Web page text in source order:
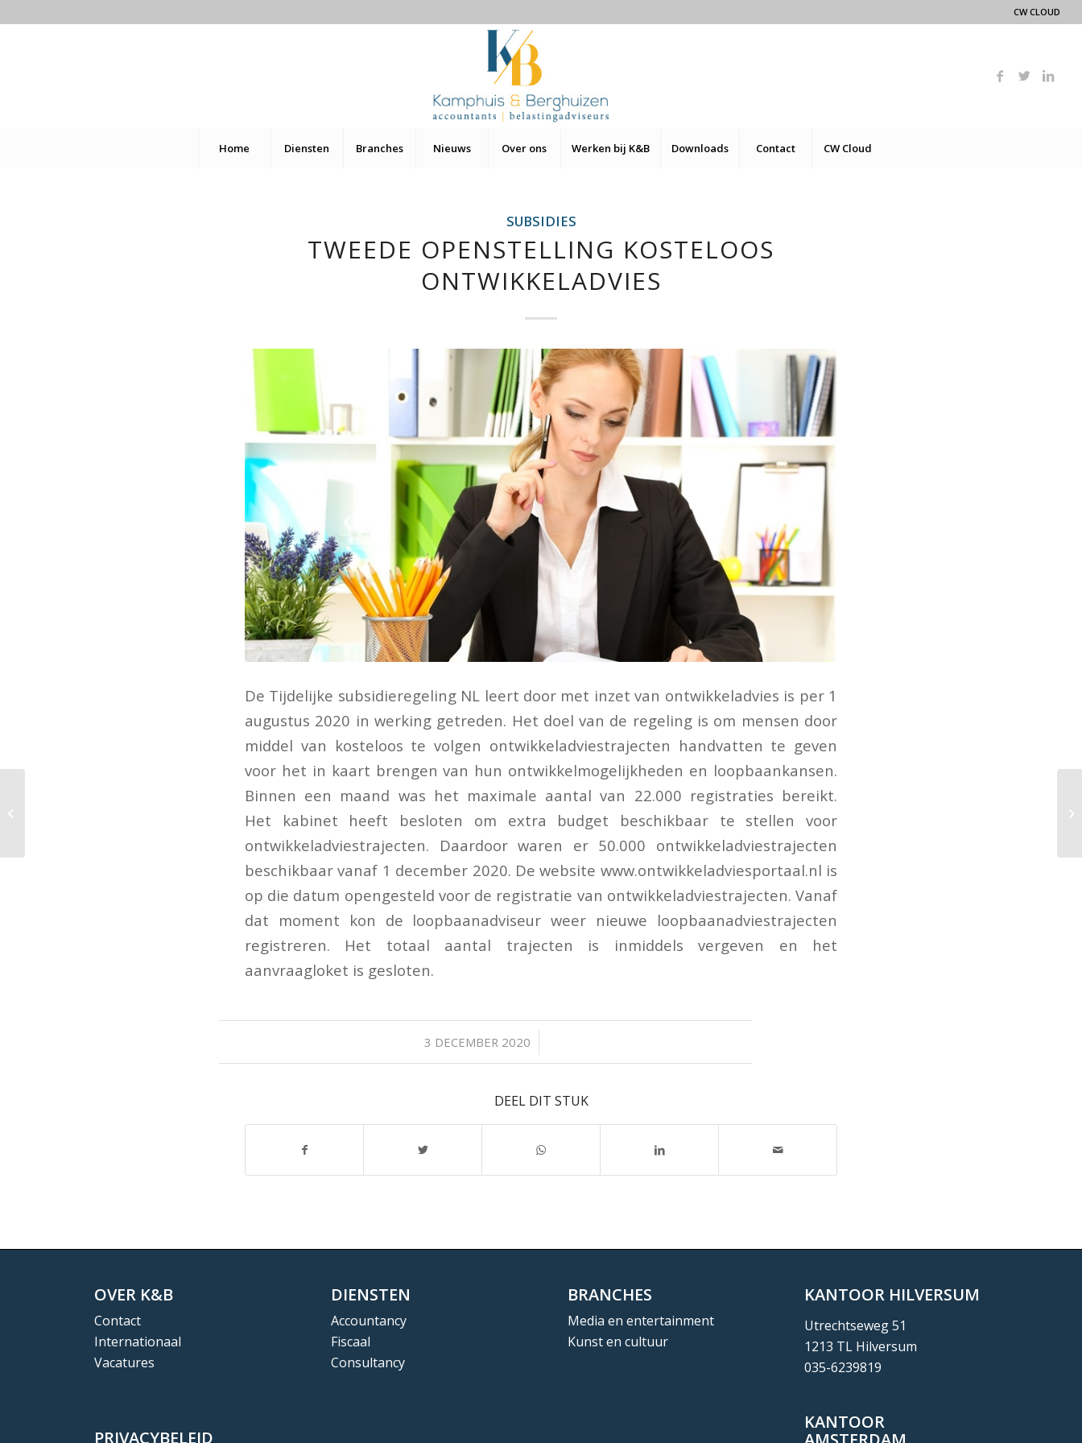
CW CLOUD
Home Diensten Branches Nieuws Over ons Werken bij K&B Downloads Contact CW Cloud
SUBSIDIES
TWEEDE OPENSTELLING KOSTELOOS
ONTWIKKELADVIES
De Tijdelijke subsidieregeling NL leert door met inzet van ontwikkeladvies is per 1
augustus 2020 in werking getreden. Het doel van de regeling is om mensen door
middel van kosteloos te volgen ontwikkeladviestrajecten handvatten te geven
voor het in kaart brengen van hun ontwikkelmogelijkheden en loopbaankansen.
Binnen een maand was het maximale aantal van 22.000 registraties bereikt.
Het kabinet heeft besloten om extra budget beschikbaar te stellen voor
ontwikkeladviestrajecten. Daardoor waren er 50.000 ontwikkeladviestrajecten
beschikbaar vanaf 1 december 2020. De website www.ontwikkeladviesportaal.nl is
op die datum opengesteld voor de registratie van ontwikkeladviestrajecten. Vanaf
dat moment kon de loopbaanadviseur weer nieuwe loopbaanadviestrajecten
registreren. Het totaal aantal trajecten is inmiddels vergeven en het
aanvraagloket is gesloten.
3 DECEMBER 2020
/
DEEL DIT STUK
OVER K&B
Contact
Internationaal
Vacatures
PRIVACYBELEID
DIENSTEN
Accountancy
Fiscaal
Consultancy
BRANCHES
Media en entertainment
Kunst en cultuur
KANTOOR HILVERSUM
Utrechtseweg 51
1213 TL Hilversum
035-6239819
KANTOOR